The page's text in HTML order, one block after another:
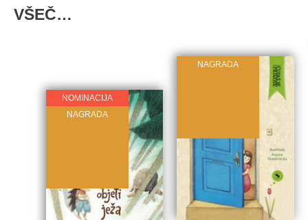
VŠEČ…
NOMINACIJA
NAGRADA
NAGRADA